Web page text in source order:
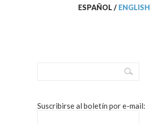
ESPAÑOL / ENGLISH
Suscribirse al boletín por e-mail: